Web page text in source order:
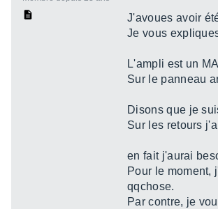
J'avoues avoir
Je vous
L'ampli est un
Sur le panneau
Disons que je
Sur les retours
en fait j'aurai
Pour le moment,
qqchose.
Par contre, je